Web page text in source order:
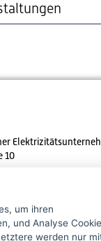
10
um ihren
und Analyse
werden nur